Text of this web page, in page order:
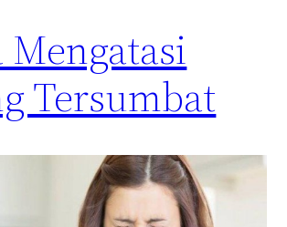
Mengatasi
Tersumbat